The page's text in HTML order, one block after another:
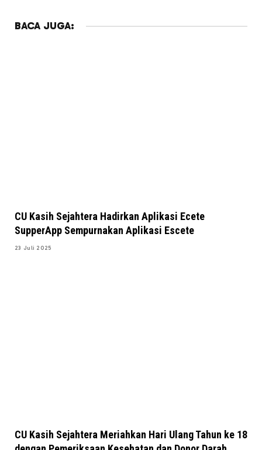
BACA JUGA:
CU Kasih Sejahtera Hadirkan Aplikasi Ecete
SupperApp Sempurnakan Aplikasi Escete
23 Juli 2025
CU Kasih Sejahtera Meriahkan Hari Ulang Tahun ke 18